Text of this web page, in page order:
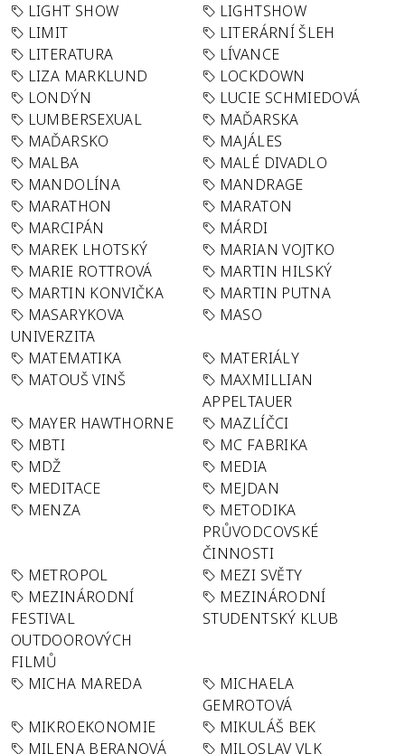
LIGHT SHOW
LIGHTSHOW
LIMIT
LITERÁRNÍ ŠLEH
LITERATURA
LÍVANCE
LIZA MARKLUND
LOCKDOWN
LONDÝN
LUCIE SCHMIEDOVÁ
LUMBERSEXUAL
MAĎARSKA
MAĎARSKO
MAJÁLES
MALBA
MALÉ DIVADLO
MANDOLÍNA
MANDRAGE
MARATHON
MARATON
MARCIPÁN
MÁRDI
MAREK LHOTSKÝ
MARIAN VOJTKO
MARIE ROTTROVÁ
MARTIN HILSKÝ
MARTIN KONVIČKA
MARTIN PUTNA
MASARYKOVA
UNIVERZITA
MASO
MATEMATIKA
MATERIÁLY
MATOUŠ VINŠ
MAXMILLIAN
APPELTAUER
MAYER HAWTHORNE
MAZLÍČCI
MBTI
MC FABRIKA
MDŽ
MEDIA
MEDITACE
MEJDAN
MENZA
METODIKA
PRŮVODCOVSKÉ
ČINNOSTI
METROPOL
MEZI SVĚTY
MEZINÁRODNÍ
FESTIVAL
OUTDOOROVÝCH
FILMŮ
MEZINÁRODNÍ
STUDENTSKÝ KLUB
MICHA MAREDA
MICHAELA
GEMROTOVÁ
MIKROEKONOMIE
MIKULÁŠ BEK
MILENA BERANOVÁ
MILOSLAV VLK